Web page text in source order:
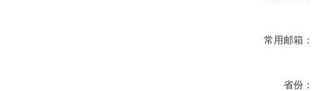
常用邮箱：
省份：